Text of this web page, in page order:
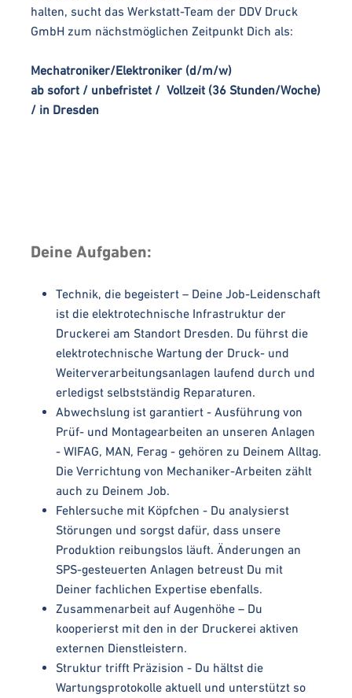
halten, sucht das Werkstatt-Team der DDV Druck
GmbH zum nächstmöglichen Zeitpunkt Dich als:
Mechatroniker/Elektroniker (d/m/w)
ab sofort / unbefristet / Vollzeit (36 Stunden/Woche)
/ in Dresden
Deine Aufgaben:
Technik, die begeistert – Deine Job-Leidenschaft
ist die elektrotechnische Infrastruktur der
Druckerei am Standort Dresden. Du führst die
elektrotechnische Wartung der Druck- und
Weiterverarbeitungsanlagen laufend durch und
erledigst selbstständig Reparaturen.
Abwechslung ist garantiert - Ausführung von
Prüf- und Montagearbeiten an unseren Anlagen
- WIFAG, MAN, Ferag - gehören zu Deinem Alltag.
Die Verrichtung von Mechaniker-Arbeiten zählt
auch zu Deinem Job.
Fehlersuche mit Köpfchen - Du analysierst
Störungen und sorgst dafür, dass unsere
Produktion reibungslos läuft. Änderungen an
SPS-gesteuerten Anlagen betreust Du mit
Deiner fachlichen Expertise ebenfalls.
Zusammenarbeit auf Augenhöhe – Du
kooperierst mit den in der Druckerei aktiven
externen Dienstleistern.
Struktur trifft Präzision - Du hältst die
Wartungsprotokolle aktuell und unterstützt so